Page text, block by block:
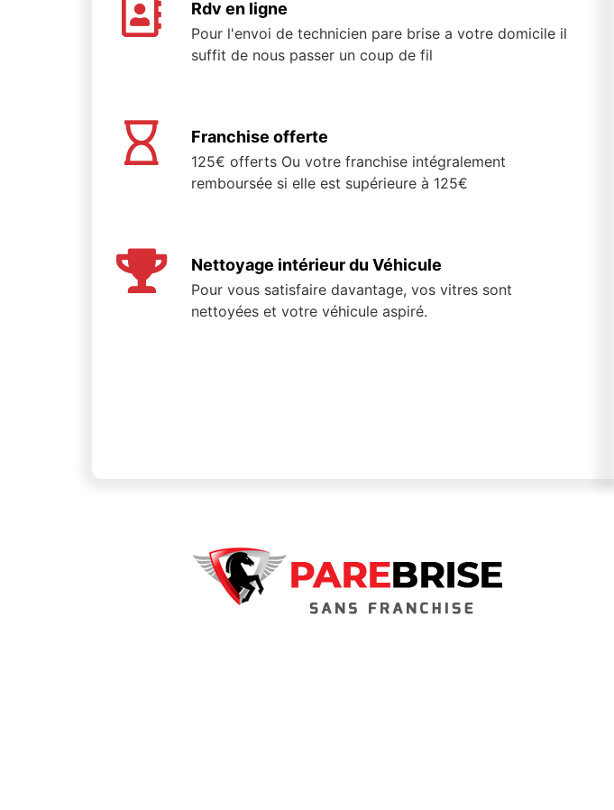
Rdv en ligne
Pour l'envoi de technicien pare brise a votre domicile il
suffit de nous passer un coup de fil
Franchise offerte
125€ offerts Ou votre franchise intégralement
remboursée si elle est supérieure à 125€
Nettoyage intérieur du Véhicule
Pour vous satisfaire davantage, vos vitres sont
nettoyées et votre véhicule aspiré.